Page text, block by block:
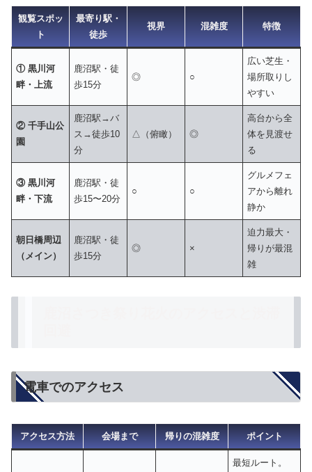
観覧スポッ
ト
最寄り駅・
徒歩
視界 混雑度 特徴
① 黒川河
畔・上流
鹿沼駅・徒
歩15分
◎ ○
広い芝生・
場所取りし
やすい
② 千手山公
園
鹿沼駅→バ
ス→徒歩10
分
△（俯瞰） ◎
高台から全
体を見渡せ
る
③ 黒川河
畔・下流
鹿沼駅・徒
歩15〜20分
○ ○
グルメフェ
アから離れ
静か
朝日橋周辺
（メイン）
鹿沼駅・徒
歩15分
◎ ×
迫力最大・
帰りが最混
雑
電車でのアクセス
アクセス方法 会場まで 帰りの混雑度 ポイント
最短ルート。